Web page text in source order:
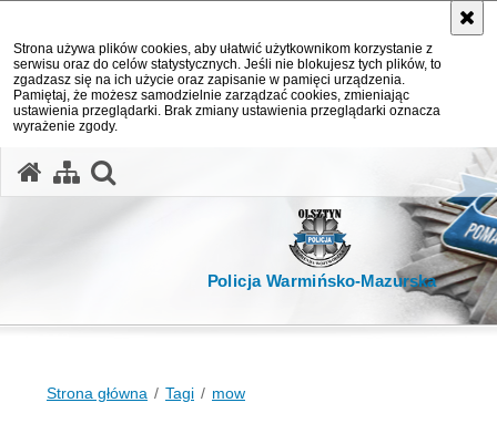
Strona używa plików cookies, aby ułatwić użytkownikom korzystanie z
serwisu oraz do celów statystycznych. Jeśli nie blokujesz tych plików, to
zgadzasz się na ich użycie oraz zapisanie w pamięci urządzenia.
Pamiętaj, że możesz samodzielnie zarządzać cookies, zmieniając
ustawienia przeglądarki. Brak zmiany ustawienia przeglądarki oznacza
wyrażenie zgody.
Policja Warmińsko-Mazurska
Strona główna Tagi mow